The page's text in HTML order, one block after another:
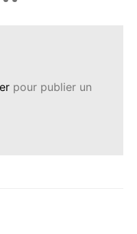
pour publier un